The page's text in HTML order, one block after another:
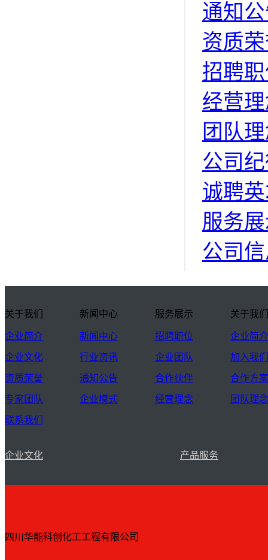
通知
资质
招聘
经营
团队
公司
诚聘
服务
公司
关于我们
企业简介
企业文化
资质荣誉
专家团队
联系我们
新闻中心
新闻中心
行业资讯
通知公告
企业模式
服务展示
招聘职位
企业团队
合作伙伴
经营理念
关于我们
企业简介
加入我们
合作方案
团队理念
企业文化 产品服务
四川华能科创化工工程有限公司